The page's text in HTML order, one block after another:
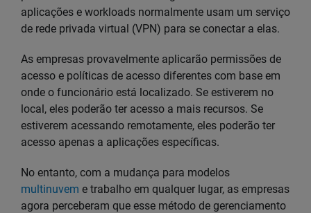
aplicações e workloads normalmente usam um serviço
de rede privada virtual (VPN) para se conectar a elas.
As empresas provavelmente aplicarão permissões de
acesso e políticas de acesso diferentes com base em
onde o funcionário está localizado. Se estiverem no
local, eles poderão ter acesso a mais recursos. Se
estiverem acessando remotamente, eles poderão ter
acesso apenas a aplicações específicas.
No entanto, com a mudança para modelos
multinuvem e trabalho em qualquer lugar, as empresas
agora perceberam que esse método de gerenciamento